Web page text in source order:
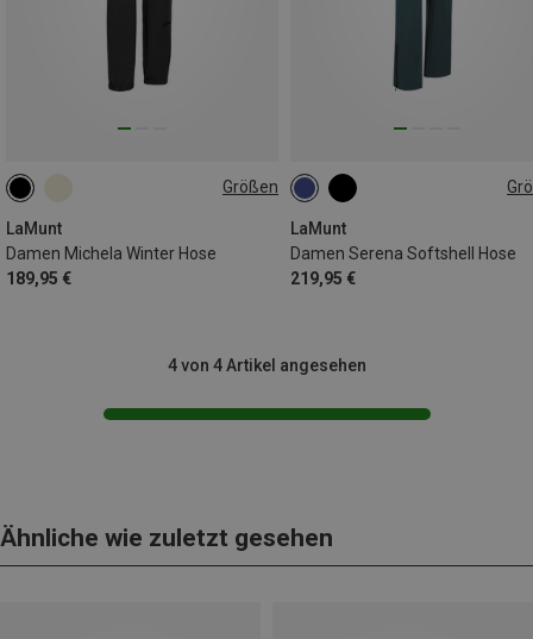
Größen
LaMunt
Damen Michela Winter Hose
189,95 €
S
LaMunt
Damen Serena Softshell Hose
219,95 €
XS S
XXL
4 von 4 Artikel angesehen
Ähnliche wie zuletzt gesehen